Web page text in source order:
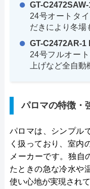
GT-C2472SAW-
24号オートタ
だきにより冬場
GT-C2472AR-1
24号フルオー
上げなど全自
パロマの特徴・
パロマは、シンプル
く扱っており、室内
メーカーです。独自
たときの急な冷水や
使い心地が実現されて